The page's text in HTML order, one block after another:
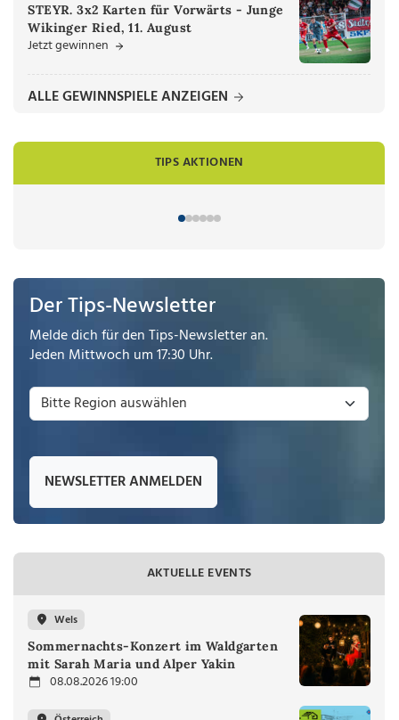
STEYR. 3x2 Karten für Vorwärts - Junge
Wikinger Ried, 11. August
Jetzt gewinnen
ALLE GEWINNSPIELE ANZEIGEN
TIPS AKTIONEN
Der Tips-Newsletter
Melde dich für den Tips-Newsletter an.
Jeden Mittwoch um 17:30 Uhr.
NEWSLETTER ANMELDEN
AKTUELLE EVENTS
Wels
Sommernachts-Konzert im Waldgarten
mit Sarah Maria und Alper Yakin
08.08.2026 19:00